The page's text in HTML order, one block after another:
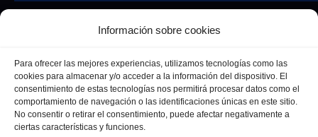
Información sobre cookies
Para ofrecer las mejores experiencias, utilizamos tecnologías como las
cookies para almacenar y/o acceder a la información del dispositivo. El
consentimiento de estas tecnologías nos permitirá procesar datos como el
comportamiento de navegación o las identificaciones únicas en este sitio.
No consentir o retirar el consentimiento, puede afectar negativamente a
ciertas características y funciones.
Andalucía Cultura Deportes